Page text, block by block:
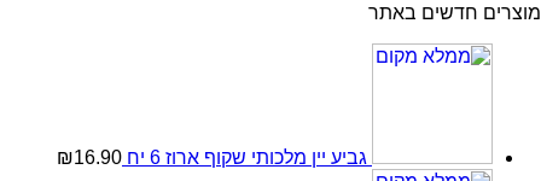
מוצרים חדשים באתר
גביע יין מלכותי שקוף ארוז 6 יח ₪16.90